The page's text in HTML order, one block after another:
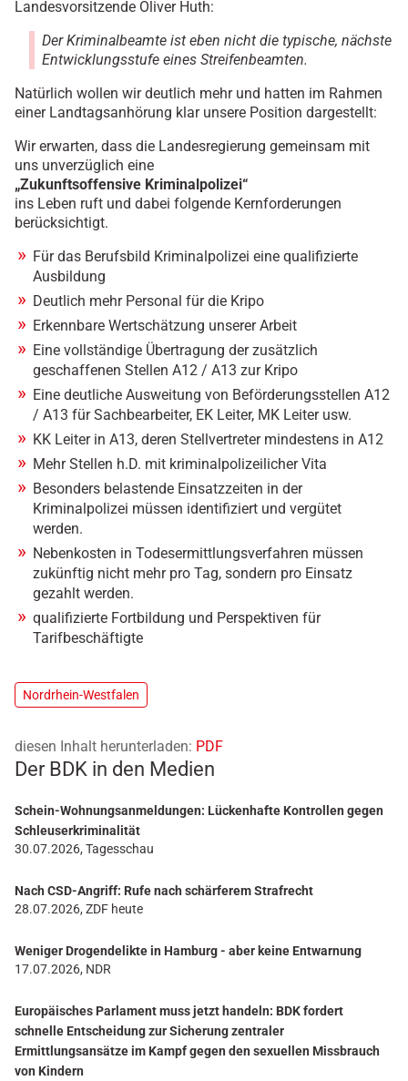
Landesvorsitzende Oliver Huth:
Der Kriminalbeamte ist eben nicht die typische, nächste
Entwicklungsstufe eines Streifenbeamten.
Natürlich wollen wir deutlich mehr und hatten im Rahmen
einer Landtagsanhörung klar unsere Position dargestellt:
Wir erwarten, dass die Landesregierung gemeinsam mit
uns unverzüglich eine
„Zukunftsoffensive Kriminalpolizei“
ins Leben ruft und dabei folgende Kernforderungen
berücksichtigt.
Für das Berufsbild Kriminalpolizei eine qualifizierte
Ausbildung
Deutlich mehr Personal für die Kripo
Erkennbare Wertschätzung unserer Arbeit
Eine vollständige Übertragung der zusätzlich
geschaffenen Stellen A12 / A13 zur Kripo
Eine deutliche Ausweitung von Beförderungsstellen A12
/ A13 für Sachbearbeiter, EK Leiter, MK Leiter usw.
KK Leiter in A13, deren Stellvertreter mindestens in A12
Mehr Stellen h.D. mit kriminalpolizeilicher Vita
Besonders belastende Einsatzzeiten in der
Kriminalpolizei müssen identifiziert und vergütet
werden.
Nebenkosten in Todesermittlungsverfahren müssen
zukünftig nicht mehr pro Tag, sondern pro Einsatz
gezahlt werden.
qualifizierte Fortbildung und Perspektiven für
Tarifbeschäftigte
Nordrhein-Westfalen
diesen Inhalt herunterladen: PDF
Der BDK in den Medien
Schein-Wohnungsanmeldungen: Lückenhafte Kontrollen gegen
Schleuserkriminalität
30.07.2026, Tagesschau
Nach CSD-Angriff: Rufe nach schärferem Strafrecht
28.07.2026, ZDF heute
Weniger Drogendelikte in Hamburg - aber keine Entwarnung
17.07.2026, NDR
Europäisches Parlament muss jetzt handeln: BDK fordert
schnelle Entscheidung zur Sicherung zentraler
Ermittlungsansätze im Kampf gegen den sexuellen Missbrauch
von Kindern